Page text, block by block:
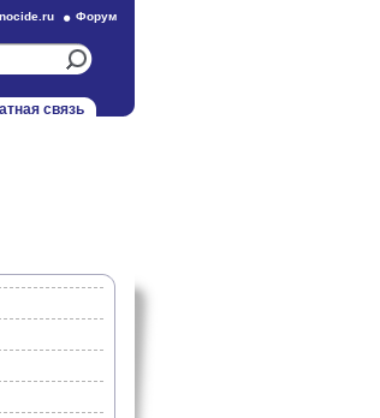
Форум
связь